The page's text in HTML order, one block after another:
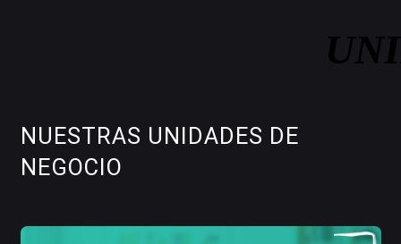
NUESTRAS UNIDADES DE
NEGOCIO